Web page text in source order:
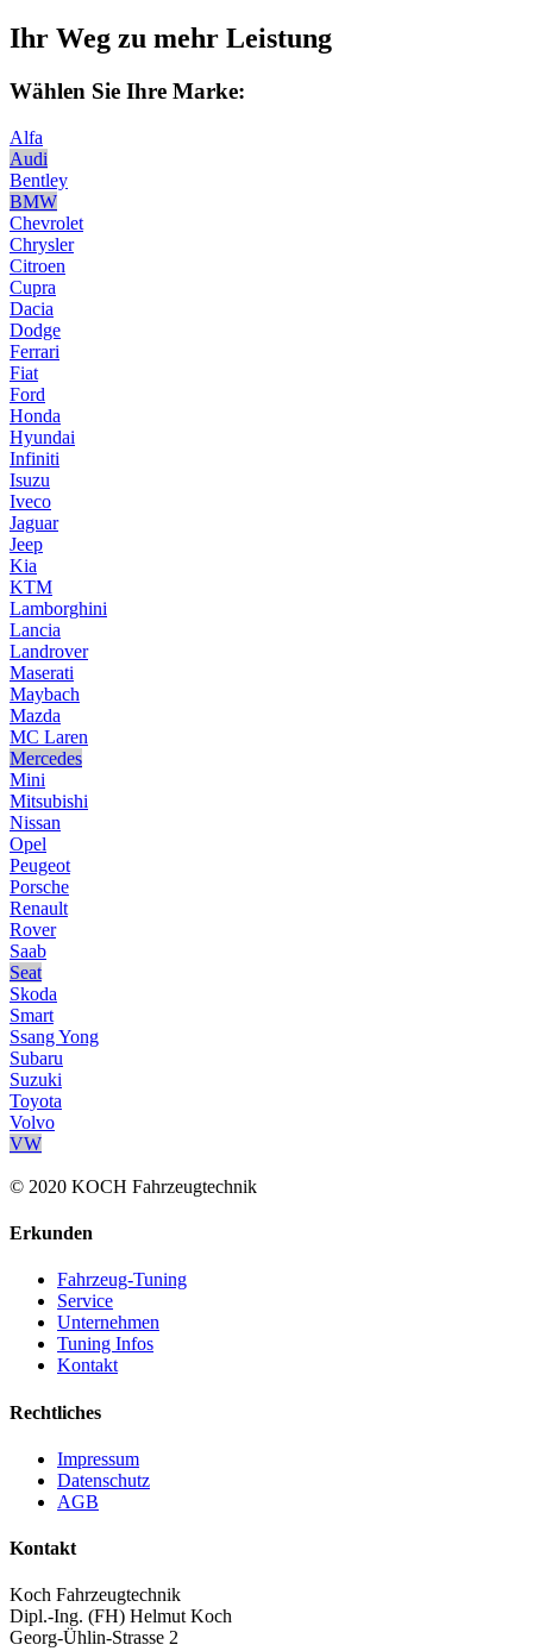
Ihr Weg zu mehr Leistung
Wählen Sie Ihre Marke:
Alfa
Audi
Bentley
BMW
Chevrolet
Chrysler
Citroen
Cupra
Dacia
Dodge
Ferrari
Fiat
Ford
Honda
Hyundai
Infiniti
Isuzu
Iveco
Jaguar
Jeep
Kia
KTM
Lamborghini
Lancia
Landrover
Maserati
Maybach
Mazda
MC Laren
Mercedes
Mini
Mitsubishi
Nissan
Opel
Peugeot
Porsche
Renault
Rover
Saab
Seat
Skoda
Smart
Ssang Yong
Subaru
Suzuki
Toyota
Volvo
VW
© 2020 KOCH Fahrzeugtechnik
Erkunden
Fahrzeug-Tuning
Service
Unternehmen
Tuning Infos
Kontakt
Rechtliches
Impressum
Datenschutz
AGB
Kontakt
Koch Fahrzeugtechnik
Dipl.-Ing. (FH) Helmut Koch
Georg-Ühlin-Strasse 2